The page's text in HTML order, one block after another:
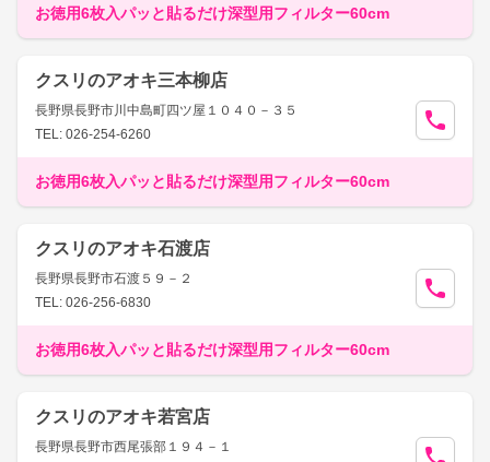
お徳用6枚入パッと貼るだけ深型用フィルター60cm
クスリのアオキ三本柳店
長野県長野市川中島町四ツ屋１０４０－３５
TEL: 026-254-6260
お徳用6枚入パッと貼るだけ深型用フィルター60cm
クスリのアオキ石渡店
長野県長野市石渡５９－２
TEL: 026-256-6830
お徳用6枚入パッと貼るだけ深型用フィルター60cm
クスリのアオキ若宮店
長野県長野市西尾張部１９４－１